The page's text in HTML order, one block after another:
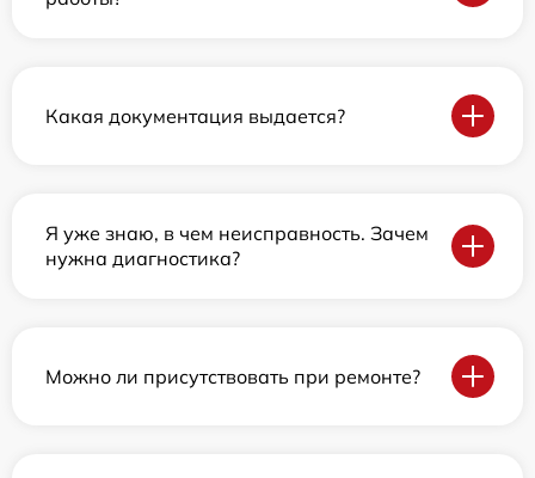
Какая документация выдается?
Я уже знаю, в чем неисправность. Зачем
нужна диагностика?
Можно ли присутствовать при ремонте?